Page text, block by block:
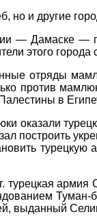
но и другие
— Дамаске —
этого
отряды
против
в
оказали
построить
турецкая армия
Туман-
выданный